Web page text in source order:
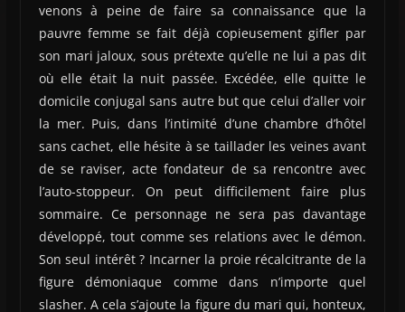
venons à peine de faire sa connaissance que la
pauvre femme se fait déjà copieusement gifler par
son mari jaloux, sous prétexte qu’elle ne lui a pas dit
où elle était la nuit passée. Excédée, elle quitte le
domicile conjugal sans autre but que celui d’aller voir
la mer. Puis, dans l’intimité d’une chambre d’hôtel
sans cachet, elle hésite à se taillader les veines avant
de se raviser, acte fondateur de sa rencontre avec
l’auto-stoppeur. On peut difficilement faire plus
sommaire. Ce personnage ne sera pas davantage
développé, tout comme ses relations avec le démon.
Son seul intérêt ? Incarner la proie récalcitrante de la
figure démoniaque comme dans n’importe quel
slasher. A cela s’ajoute la figure du mari qui, honteux,